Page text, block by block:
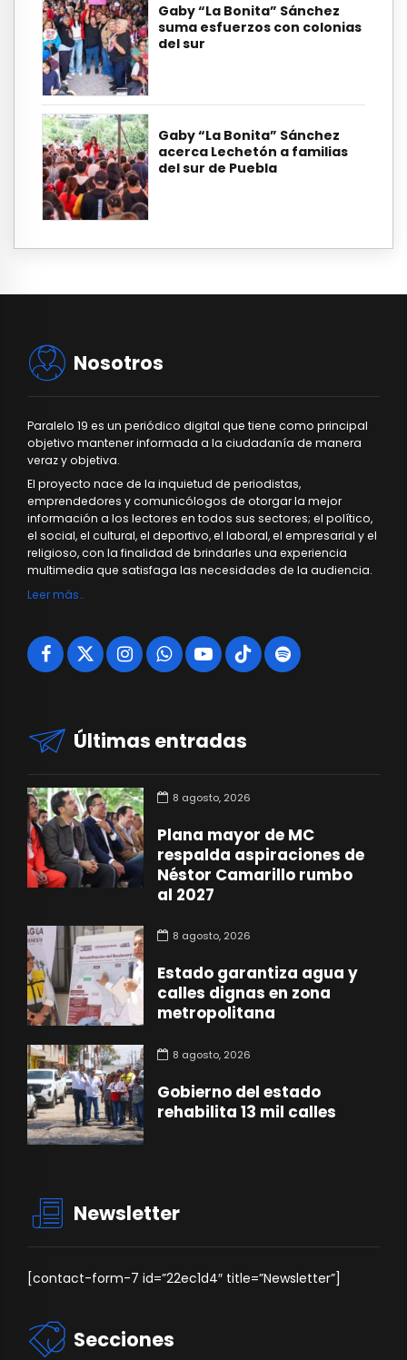
Gaby “La Bonita” Sánchez
suma esfuerzos con colonias
del sur
Gaby “La Bonita” Sánchez
acerca Lechetón a familias
del sur de Puebla
Nosotros
Paralelo 19 es un periódico digital que tiene como principal
objetivo mantener informada a la ciudadanía de manera
veraz y objetiva.
El proyecto nace de la inquietud de periodistas,
emprendedores y comunicólogos de otorgar la mejor
información a los lectores en todos sus sectores; el político,
el social, el cultural, el deportivo, el laboral, el empresarial y el
religioso, con la finalidad de brindarles una experiencia
multimedia que satisfaga las necesidades de la audiencia.
Leer más…
Últimas entradas
8 agosto, 2026
Plana mayor de MC
respalda aspiraciones de
Néstor Camarillo rumbo
al 2027
8 agosto, 2026
Estado garantiza agua y
calles dignas en zona
metropolitana
8 agosto, 2026
Gobierno del estado
rehabilita 13 mil calles
Newsletter
[contact-form-7 id=”22ec1d4″ title=”Newsletter”]
Secciones